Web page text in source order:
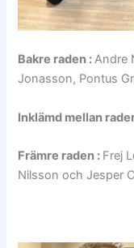
Bakre raden :Andre
Jonasson, Pontus
Inklämd mellan
Främre raden : Frej
Nilsson och Jesper